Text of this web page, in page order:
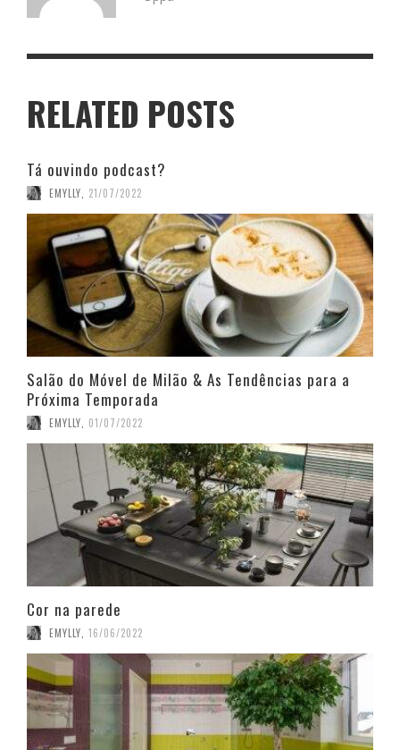
RELATED POSTS
Tá ouvindo podcast?
EMYLLY 21/07/2022
Salão do Móvel de Milão & As Tendências para a
Próxima Temporada
EMYLLY 01/07/2022
Cor na parede
EMYLLY 16/06/2022